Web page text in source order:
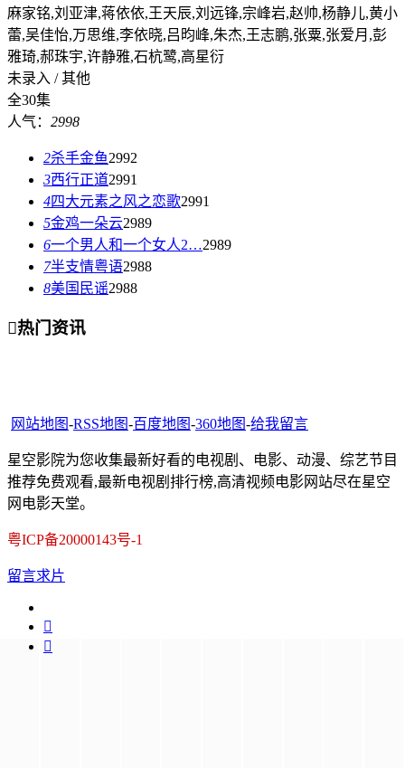
麻家铭,刘亚津,蒋依依,王天辰,刘远锋,宗峰岩,赵帅,杨静儿,黄小
蕾,吴佳怡,万思维,李依晓,吕昀峰,朱杰,王志鹏,张粟,张爱月,彭
雅琦,郝珠宇,许静雅,石杭鹭,高星衍
未录入 / 其他
全30集
人气： 2998
2杀手金鱼2992
3西行正道2991
4四大元素之风之恋歌2991
5金鸡一朵云2989
6一个男人和一个女人2…2989
7半支情粤语2988
8美国民谣2988
热门资讯
网站地图-RSS地图-百度地图-360地图-给我留言
星空影院为您收集最新好看的电视剧、电影、动漫、综艺节目
推荐免费观看,最新电视剧排行榜,高清视频电影网站尽在星空
网电影天堂。
粤ICP备20000143号-1
留言求片

